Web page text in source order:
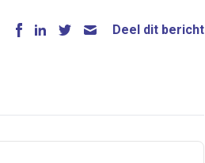
Deel dit bericht